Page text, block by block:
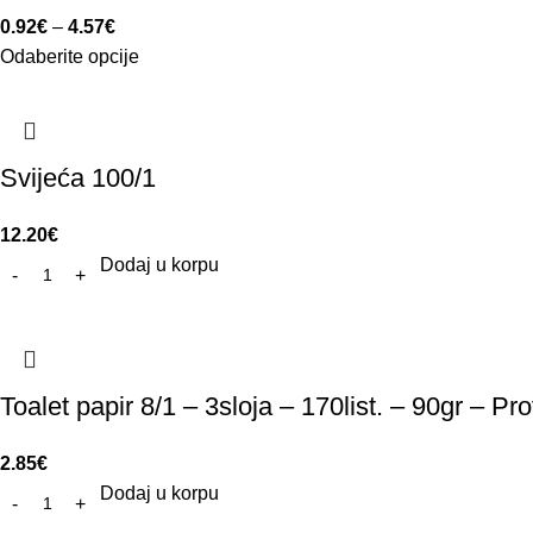
0.92€ – 4.57€
Odaberite opcije
Svijeća 100/1
12.20€
Dodaj u korpu
Toalet papir 8/1 – 3sloja – 170list. – 90gr –
2.85€
Dodaj u korpu